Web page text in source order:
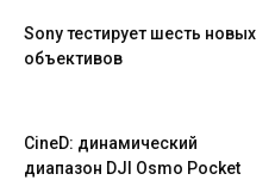
Sony тестирует шесть новых
объективов
CineD: динамический
диапазон DJI Osmo Pocket